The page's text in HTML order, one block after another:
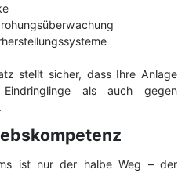
stellt sicher, dass Ihre Anlage
als auch gegen
ist nur der halbe Weg – der